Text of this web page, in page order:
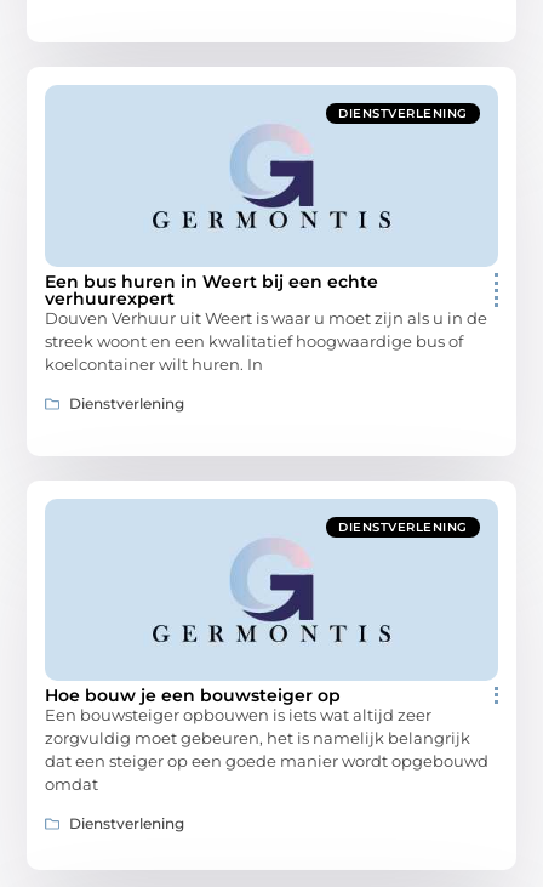
DIENSTVERLENING
Een bus huren in Weert bij een echte
verhuurexpert
Douven Verhuur uit Weert is waar u moet zijn als u in de
streek woont en een kwalitatief hoogwaardige bus of
koelcontainer wilt huren. In
Dienstverlening
DIENSTVERLENING
Hoe bouw je een bouwsteiger op
Een bouwsteiger opbouwen is iets wat altijd zeer
zorgvuldig moet gebeuren, het is namelijk belangrijk
dat een steiger op een goede manier wordt opgebouwd
omdat
Dienstverlening